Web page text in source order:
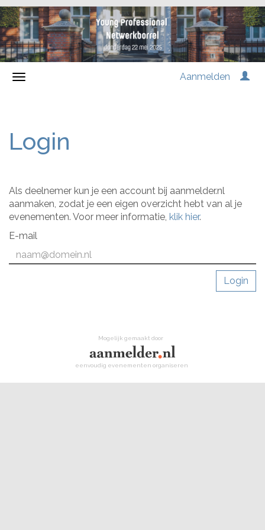
Aanmelden
Login
Als deelnemer kun je een account bij aanmelder.nl
aanmaken, zodat je een eigen overzicht hebt van al je
evenementen. Voor meer informatie, klik hier.
E-mail
Login
Mogelijk gemaakt door
eenvoudig evenementen organiseren